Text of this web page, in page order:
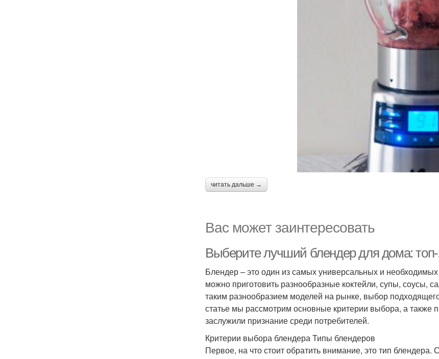
читать дальше →
Вас может заинтересовать
Выберите лучший блендер для дома:
Блендер – это один из самых универсальных и
можно приготовить разнообразные коктейли, супы, соусы,
таким разнообразием моделей на рынке, выбор
статье мы рассмотрим основные критерии выбора, а также
заслужили признание среди потребителей.
Критерии выбора блендера Типы блендеров
Первое, на что стоит обратить внимание, это тип блендера.